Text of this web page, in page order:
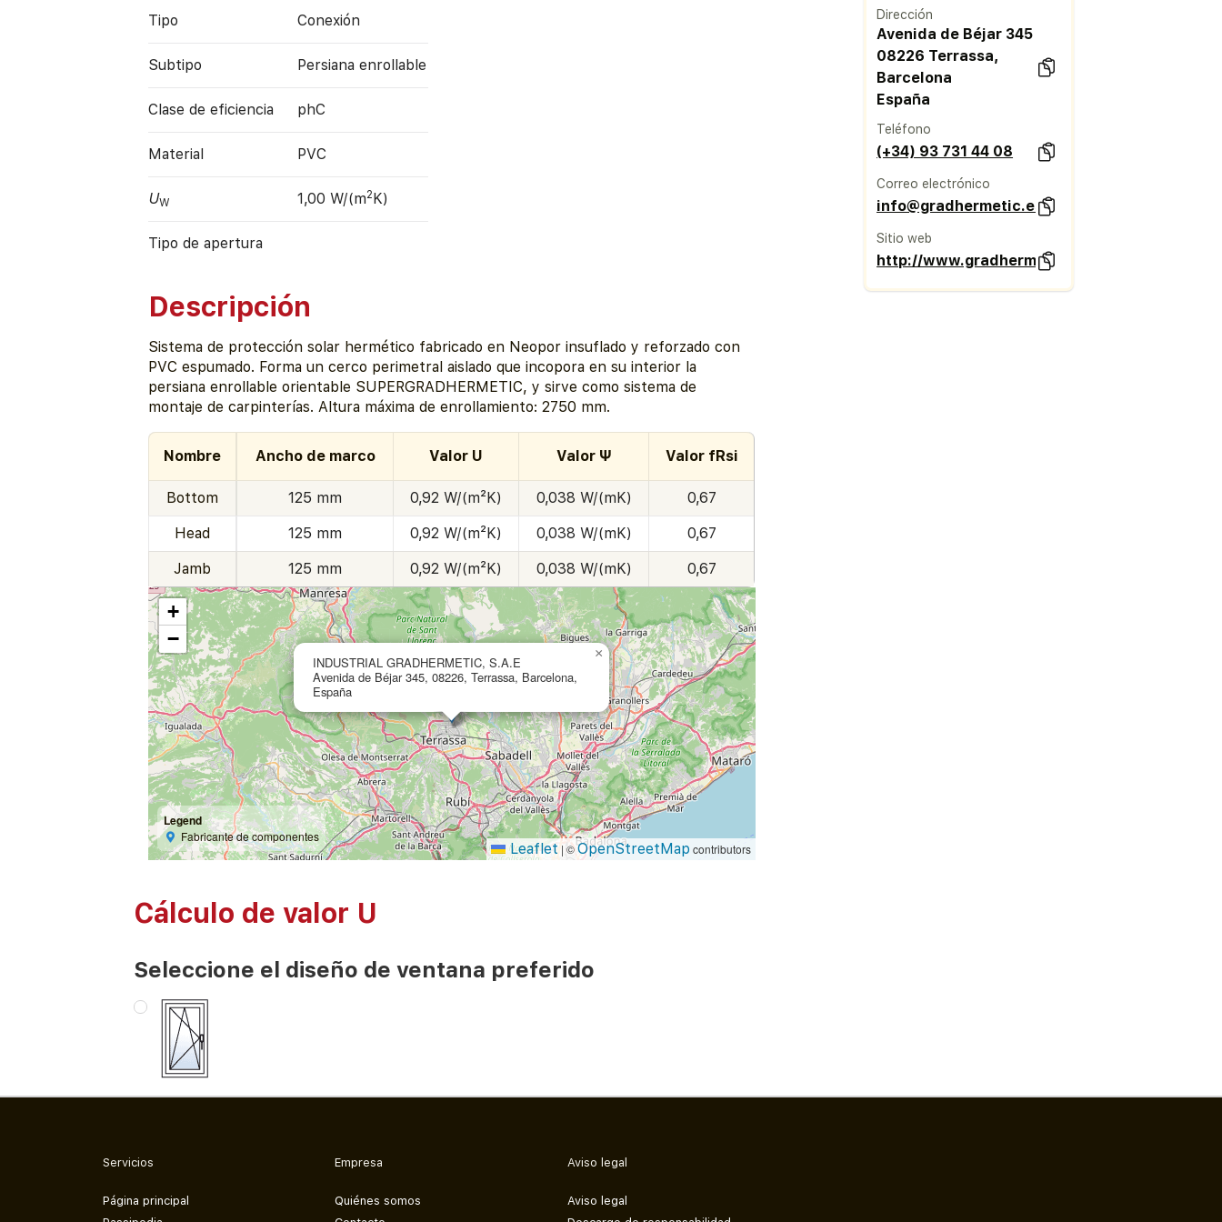
Tipo Conexión
Subtipo Persiana enrollable
Clase de eficiencia phC
Material PVC
UW 1,00 W/(m2K)
Tipo de apertura
Descripción
Sistema de protección solar hermético fabricado en Neopor insuflado y reforzado con
PVC espumado. Forma un cerco perimetral aislado que incopora en su interior la
persiana enrollable orientable SUPERGRADHERMETIC, y sirve como sistema de
montaje de carpinterías. Altura máxima de enrollamiento: 2750 mm.
Nombre Ancho de marco Valor U Valor Ψ Valor fRsi
Bottom 125 mm 0,92 W/(m²K) 0,038 W/(mK) 0,67
Head 125 mm 0,92 W/(m²K) 0,038 W/(mK) 0,67
Jamb 125 mm 0,92 W/(m²K) 0,038 W/(mK) 0,67
INDUSTRIAL GRADHERMETIC, S.A.E
Avenida de Béjar 345, 08226, Terrassa, Barcelona,
España
×
+
−
Legend
Fabricante de componentes
Leaflet |©OpenStreetMap contributors
Dirección
Avenida de Béjar 345
08226 Terrassa,
Barcelona
España
Teléfono
(+34) 93 731 44 08
Correo electrónico
info@gradhermetic.es
Sitio web
http://www.gradhermetic.es
Cálculo de valor U
Seleccione el diseño de ventana preferido
Servicios
Página principal
Empresa
Quiénes somos
Aviso legal
Aviso legal